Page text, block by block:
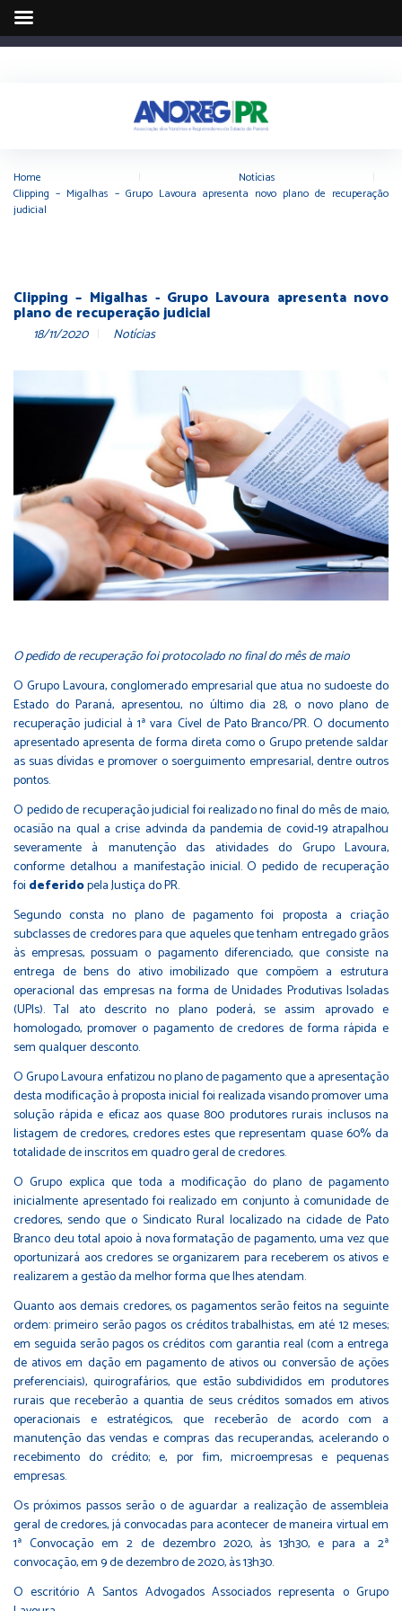
Home Notícias
Clipping – Migalhas – Grupo Lavoura apresenta novo plano de recuperação
judicial
Clipping – Migalhas - Grupo Lavoura apresenta novo
plano de recuperação judicial
18/11/2020 Notícias
O pedido de recuperação foi protocolado no final do mês de maio
O Grupo Lavoura, conglomerado empresarial que atua no sudoeste do
Estado do Paraná, apresentou, no último dia 28, o novo plano de
recuperação judicial à 1ª vara Cível de Pato Branco/PR. O documento
apresentado apresenta de forma direta como o Grupo pretende saldar
as suas dívidas e promover o soerguimento empresarial, dentre outros
pontos.
O pedido de recuperação judicial foi realizado no final do mês de maio,
ocasião na qual a crise advinda da pandemia de covid-19 atrapalhou
severamente à manutenção das atividades do Grupo Lavoura,
conforme detalhou a manifestação inicial. O pedido de recuperação
foi deferidopela Justiça do PR.
Segundo consta no plano de pagamento foi proposta a criação
subclasses de credores para que aqueles que tenham entregado grãos
às empresas, possuam o pagamento diferenciado, que consiste na
entrega de bens do ativo imobilizado que compõem a estrutura
operacional das empresas na forma de Unidades Produtivas Isoladas
(UPIs). Tal ato descrito no plano poderá, se assim aprovado e
homologado, promover o pagamento de credores de forma rápida e
sem qualquer desconto.
O Grupo Lavoura enfatizou no plano de pagamento que a apresentação
desta modificação à proposta inicial foi realizada visando promover uma
solução rápida e eficaz aos quase 800 produtores rurais inclusos na
listagem de credores, credores estes que representam quase 60% da
totalidade de inscritos em quadro geral de credores.
O Grupo explica que toda a modificação do plano de pagamento
inicialmente apresentado foi realizado em conjunto à comunidade de
credores, sendo que o Sindicato Rural localizado na cidade de Pato
Branco deu total apoio à nova formatação de pagamento, uma vez que
oportunizará aos credores se organizarem para receberem os ativos e
realizarem a gestão da melhor forma que lhes atendam.
Quanto aos demais credores, os pagamentos serão feitos na seguinte
ordem: primeiro serão pagos os créditos trabalhistas, em até 12 meses;
em seguida serão pagos os créditos com garantia real (com a entrega
de ativos em dação em pagamento de ativos ou conversão de ações
preferenciais), quirografários, que estão subdivididos em produtores
rurais que receberão a quantia de seus créditos somados em ativos
operacionais e estratégicos, que receberão de acordo com a
manutenção das vendas e compras das recuperandas, acelerando o
recebimento do crédito; e, por fim, microempresas e pequenas
empresas.
Os próximos passos serão o de aguardar a realização de assembleia
geral de credores, já convocadas para acontecer de maneira virtual em
1ª Convocação em 2 de dezembro 2020, às 13h30, e para a 2ª
convocação, em 9 de dezembro de 2020, às 13h30.
O escritório A Santos Advogados Associados representa o Grupo